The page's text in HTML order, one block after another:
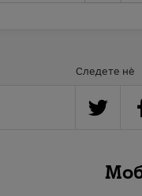
Следете нè